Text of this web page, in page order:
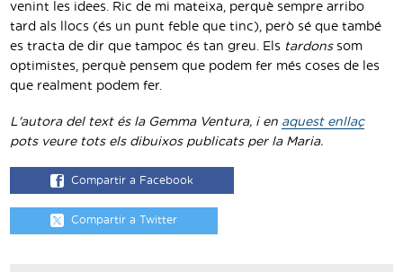
venint les idees. Ric de mi mateixa, perquè sempre arribo
tard als llocs (és un punt feble que tinc), però sé que també
es tracta de dir que tampoc és tan greu. Els tardonssom
optimistes, perquè pensem que podem fer més coses de les
que realment podem fer.
L'autora del text és la Gemma Ventura, i en aquest enllaç
pots veure tots els dibuixos publicats per la Maria.
Compartir a Facebook
Compartir a Twitter